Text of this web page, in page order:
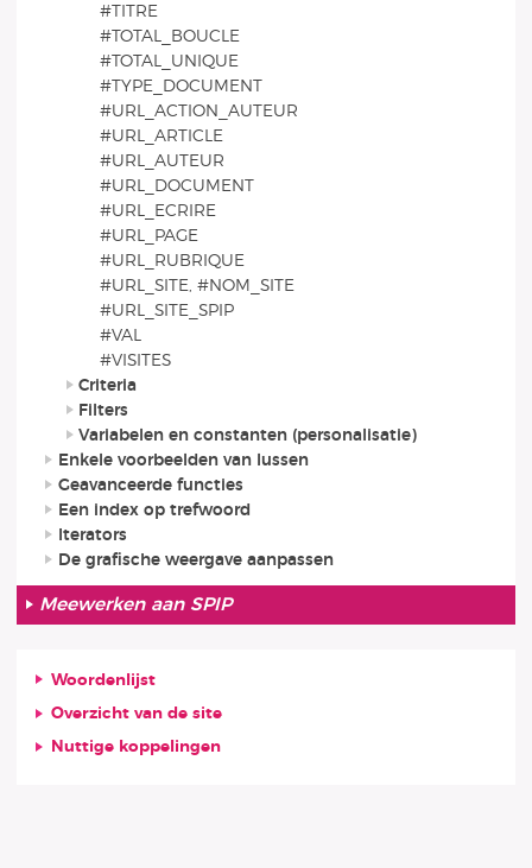
#TITRE
#TOTAL_BOUCLE
#TOTAL_UNIQUE
#TYPE_DOCUMENT
#URL_ACTION_AUTEUR
#URL_ARTICLE
#URL_AUTEUR
#URL_DOCUMENT
#URL_ECRIRE
#URL_PAGE
#URL_RUBRIQUE
#URL_SITE, #NOM_SITE
#URL_SITE_SPIP
#VAL
#VISITES
Criteria
Filters
Variabelen en constanten (personalisatie)
Enkele voorbeelden van lussen
Geavanceerde functies
Een index op trefwoord
Iterators
De grafische weergave aanpassen
Meewerken aan SPIP
Woordenlijst
Overzicht van de site
Nuttige koppelingen